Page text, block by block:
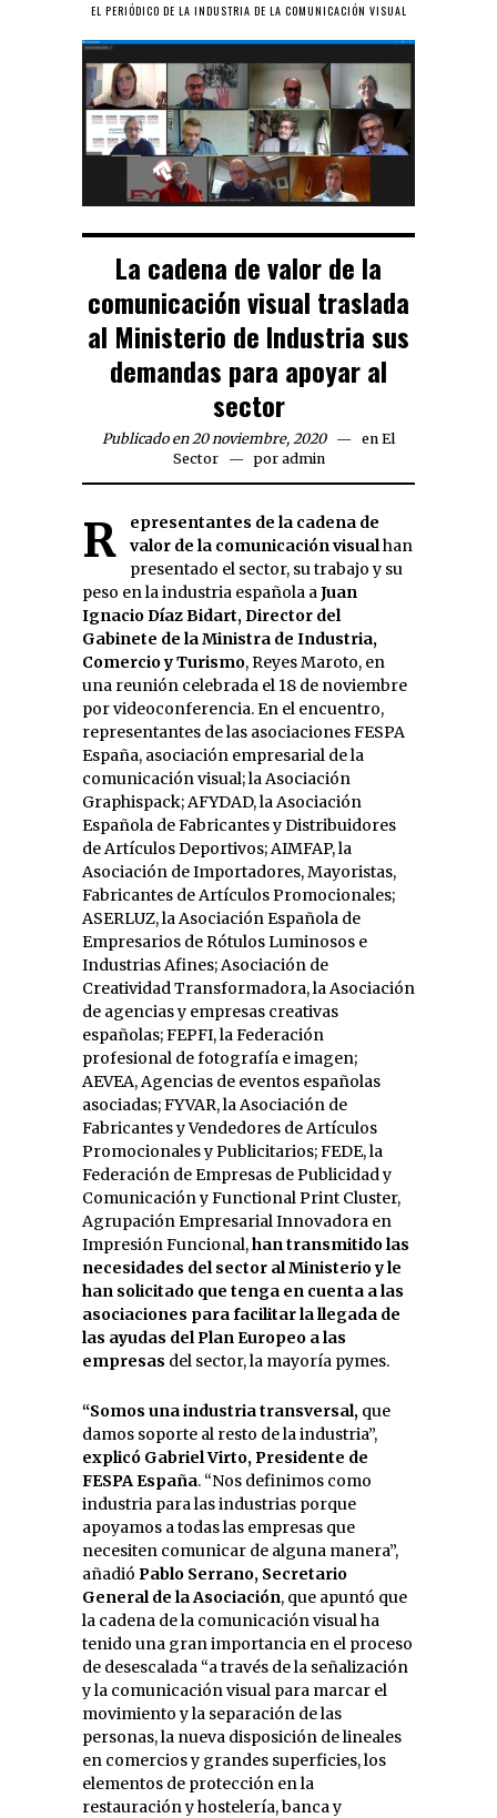
EL PERIÓDICO DE LA INDUSTRIA DE LA COMUNICACIÓN VISUAL
La cadena de valor de la
comunicación visual traslada
al Ministerio de Industria sus
demandas para apoyar al
sector
Publicado en 20 noviembre, 2020 en El
Sector
por admin
Representantes de la cadena de valor de la comunicación visualhan
presentado el sector, su trabajo y su
peso en la industria española aJuan
Ignacio Díaz Bidart, Director del
Gabinete de la Ministra de Industria,
Comercio y Turismo, Reyes Maroto, en
una reunión celebrada el 18 de noviembre
por videoconferencia. En el encuentro,
representantes de las asociaciones FESPA
España, asociación empresarial de la
comunicación visual; la Asociación
Graphispack; AFYDAD, la Asociación
Española de Fabricantes y Distribuidores
de Artículos Deportivos; AIMFAP, la
Asociación de Importadores, Mayoristas,
Fabricantes de Artículos Promocionales;
ASERLUZ, la Asociación Española de
Empresarios de Rótulos Luminosos e
Industrias Afines; Asociación de
Creatividad Transformadora, la Asociación
de agencias y empresas creativas
españolas; FEPFI, la Federación
profesional de fotografía e imagen;
AEVEA, Agencias de eventos españolas
asociadas; FYVAR, la Asociación de
Fabricantes y Vendedores de Artículos
Promocionales y Publicitarios; FEDE, la
Federación de Empresas de Publicidad y
Comunicación y Functional Print Cluster,
Agrupación Empresarial Innovadora en
Impresión Funcional,han transmitido las
necesidades del sector al Ministerio y le
han solicitado que tenga en cuenta a las
asociaciones para facilitar la llegada de
las ayudas del Plan Europeo a las
empresas del sector, la mayoría pymes.
“Somos una industria transversal, que
damos soporte al resto de la industria”,
explicó Gabriel Virto, Presidente de
FESPA España. “Nos definimos como
industria para las industrias porque
apoyamos a todas las empresas que
necesiten comunicar de alguna manera”,
añadió Pablo Serrano, Secretario
General de la Asociación, que apuntó que
la cadena de la comunicación visual ha
tenido una gran importancia en el proceso
de desescalada “a través de la señalización
y la comunicación visual para marcar el
movimiento y la separación de las
personas, la nueva disposición de lineales
en comercios y grandes superficies, los
elementos de protección en la
restauración y hostelería, banca y